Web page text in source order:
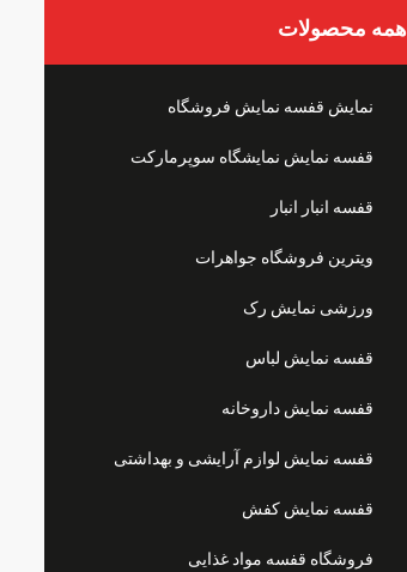
همه محصولات
نمایش قفسه نمایش فروشگاه
قفسه نمایش نمایشگاه سوپرمارکت
قفسه انبار انبار
ویترین فروشگاه جواهرات
ورزشی نمایش رک
قفسه نمایش لباس
قفسه نمایش داروخانه
قفسه نمایش لوازم آرایشی و بهداشتی
قفسه نمایش کفش
فروشگاه قفسه مواد غذایی